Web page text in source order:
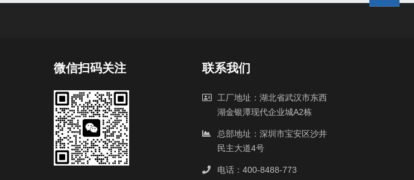
微信扫码关注 联系我们
工厂地址：湖北省武汉市东西
湖金银潭现代企业城A2栋
总部地址：深圳市宝安区沙井
民主大道4号
电话：400-8488-773